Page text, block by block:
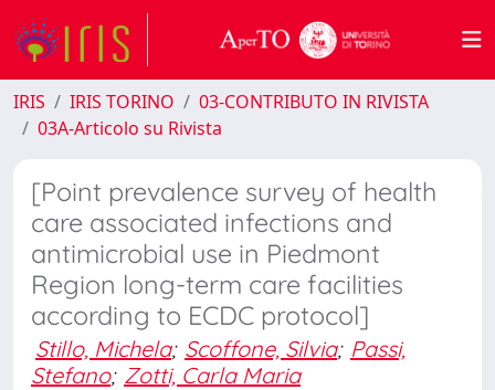
IRIS IRIS TORINO
03-CONTRIBUTO IN RIVISTA
03A-Articolo su Rivista
[Point prevalence survey of health
care associated infections and
antimicrobial use in Piedmont
Region long-term care facilities
according to ECDC protocol]
Stillo, Michela; Scoffone, Silvia; Passi,
Stefano; Zotti, Carla Maria